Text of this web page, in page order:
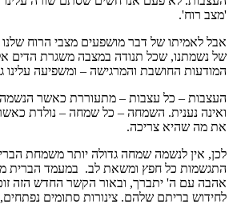
'מצב רוח'.
אבל לאמיתו של דבר מושפעים מצבי הרוח
של נשמתנו, שכל תנודה במצבה משגרת הדים
המודעות החושבת והמרגישה – ומשפיעה עלינו
העצבות – כל עצבות – מתעוררת כאשר
ואינה נענית. השמחה – כל שמחה – נולדת
את מה שהיא צריכה.
לכן, אין לנשמה שמחה גדולה יותר משמחת
התגשמות כל חפץ ומשאת לב. במעמד הברית
אהבה עם ה' יתברך, ובאור הקשר החדש הזה
לחידוש בריתם שלהם. צינורות סתומים